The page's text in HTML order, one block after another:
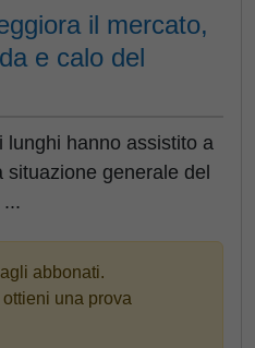
il mercato,
e calo del
lunghi hanno assistito a
generale del
abbonati.
una prova